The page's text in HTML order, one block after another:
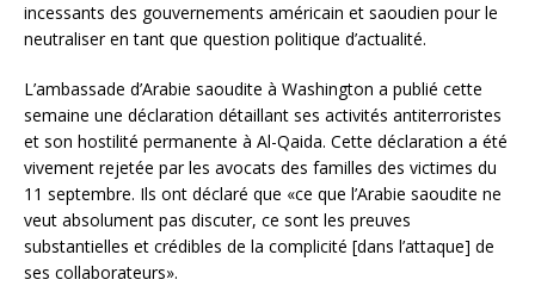
incessants des gouvernements américain et saoudien pour le
neutraliser en tant que question politique d’actualité.
L’ambassade d’Arabie saoudite à Washington a publié cette
semaine une déclaration détaillant ses activités antiterroristes
et son hostilité permanente à Al-Qaida. Cette déclaration a été
vivement rejetée par les avocats des familles des victimes du
11 septembre. Ils ont déclaré que «ce que l’Arabie saoudite ne
veut absolument pas discuter, ce sont les preuves
substantielles et crédibles de la complicité [dans l’attaque] de
ses collaborateurs».